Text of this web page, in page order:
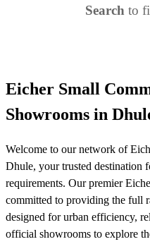
Search to
Eicher Small
Showrooms in
Welcome to our network of
Dhule, your trusted destination
requirements. Our premier
committed to providing the full
designed for urban efficiency,
official showrooms to explore